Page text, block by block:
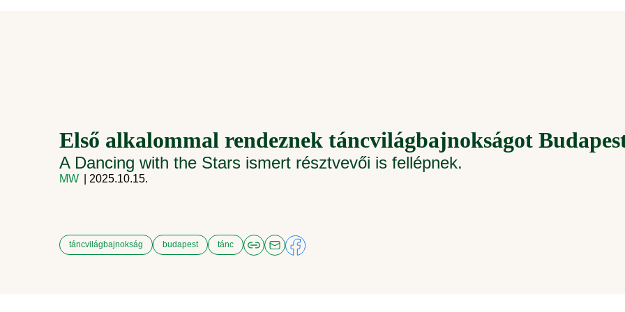
Első alkalommal rendeznek táncvilágbajnokságot
A Dancing with the Stars ismert résztvevői is fellépnek.
MW | 2025.10.15.
táncvilágbajnokság budapest tánc